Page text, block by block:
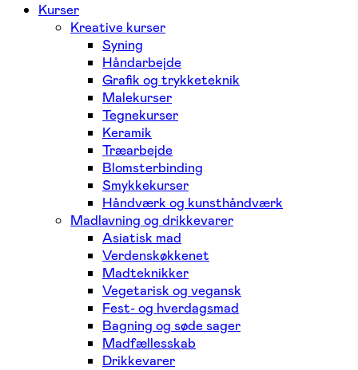
Kurser
Kreative kurser
Syning
Håndarbejde
Grafik og trykketeknik
Malekurser
Tegnekurser
Keramik
Træarbejde
Blomsterbinding
Smykkekurser
Håndværk og kunsthåndværk
Madlavning og drikkevarer
Asiatisk mad
Verdenskøkkenet
Madteknikker
Vegetarisk og vegansk
Fest- og hverdagsmad
Bagning og søde sager
Madfællesskab
Drikkevarer